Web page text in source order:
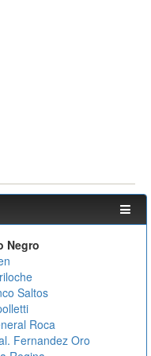
Negro
Saltos
Roca
Fernandez Oro